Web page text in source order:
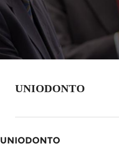
UNIODONTO
UNIODONTO